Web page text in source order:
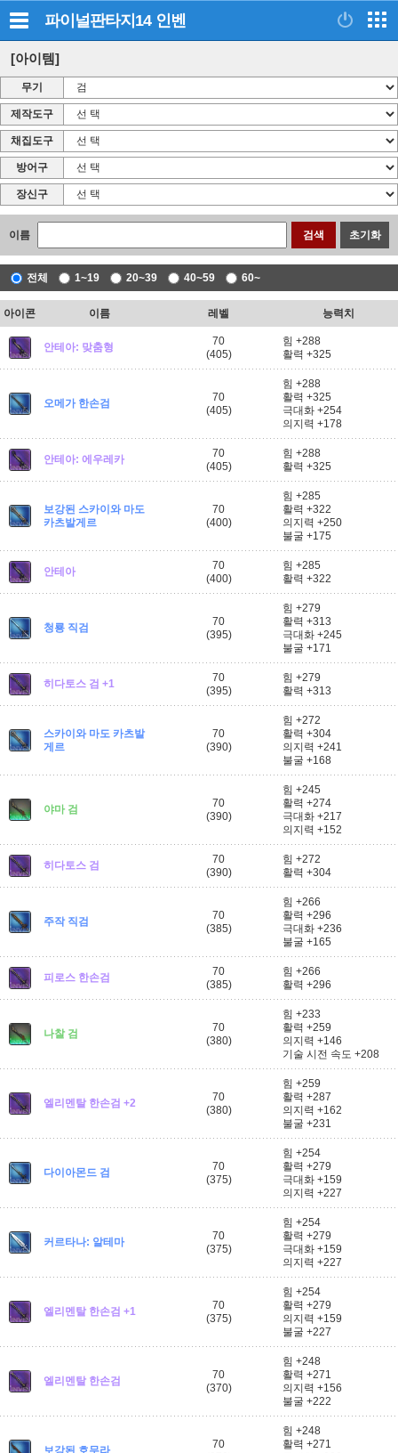
파이널판타지14 인벤
[아이템]
무기
제작도구
채집도구
방어구
장신구
이름 검색 초기화
전체 1~19 20~39 40~59 60~
아이콘 이름 레벨 능력치
안테아: 맞춤형
70
(405)
힘 +288
활력 +325
오메가 한손검
70
(405)
힘 +288
활력 +325
극대화 +254
의지력 +178
안테아: 에우레카
70
(405)
힘 +288
활력 +325
보강된 스카이와 마도
카츠발게르
70
(400)
힘 +285
활력 +322
의지력 +250
불굴 +175
안테아
70
(400)
힘 +285
활력 +322
청룡 직검
70
(395)
힘 +279
활력 +313
극대화 +245
불굴 +171
히다토스 검 +1
70
(395)
힘 +279
활력 +313
스카이와 마도 카츠발
게르
70
(390)
힘 +272
활력 +304
의지력 +241
불굴 +168
야마 검
70
(390)
힘 +245
활력 +274
극대화 +217
의지력 +152
히다토스 검
70
(390)
힘 +272
활력 +304
주작 직검
70
(385)
힘 +266
활력 +296
극대화 +236
불굴 +165
피로스 한손검
70
(385)
힘 +266
활력 +296
나찰 검
70
(380)
힘 +233
활력 +259
의지력 +146
기술 시전 속도 +208
엘리멘탈 한손검 +2
70
(380)
힘 +259
활력 +287
의지력 +162
불굴 +231
다이아몬드 검
70
(375)
힘 +254
활력 +279
극대화 +159
의지력 +227
커르타나: 알테마
70
(375)
힘 +254
활력 +279
극대화 +159
의지력 +227
엘리멘탈 한손검 +1
70
(375)
힘 +254
활력 +279
의지력 +159
불굴 +227
엘리멘탈 한손검
70
(370)
힘 +248
활력 +271
의지력 +156
불굴 +222
보강된 호무라
70
힘 +248
활력 +271